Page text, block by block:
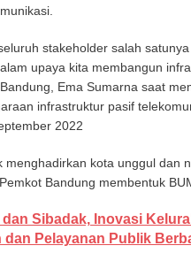
stakeholder salah
upaya kita membangun
Ema Sumarna saat
infrastruktur pasif
2022
menghadirkan kota unggul dan
Bandung membentuk
dan Sibadak, Inovasi
Pelayanan Publik